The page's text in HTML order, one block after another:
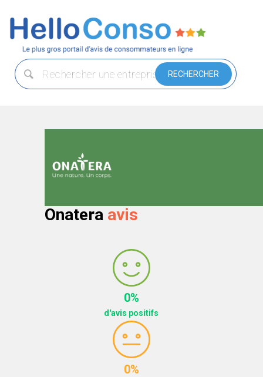
Onatera avis
0%
d'avis positifs
0%